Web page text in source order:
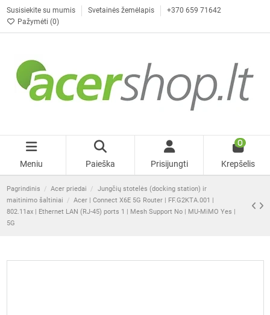
Susisiekite su mumis Svetainės žemėlapis
+370 659 71642
Pažymėti (0)
Meniu Paieška Prisijungti
0
Krepšelis
Pagrindinis Acer priedai
Jungčių stotelės (docking station) ir
maitinimo šaltiniai
Acer | Connect X6E 5G Router | FF.G2KTA.001 |
802.11ax | Ethernet LAN (RJ-45) ports 1 | Mesh Support No | MU-MiMO Yes |
5G